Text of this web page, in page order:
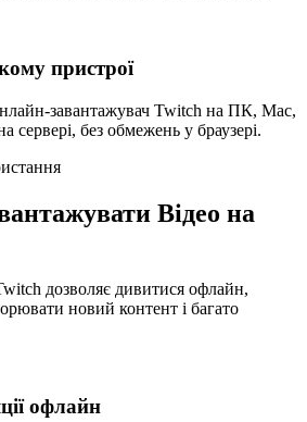
пристрої
завантажувач Twitch на ПК, Mac,
без обмежень у браузері.
Відео на
дозволяє дивитися офлайн,
новий контент і багато
офлайн